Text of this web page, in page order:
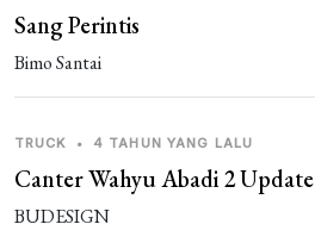
Sang Perintis
Bimo Santai
TRUCK • 4 TAHUN YANG LALU
Canter Wahyu Abadi 2 Update
BUDESIGN